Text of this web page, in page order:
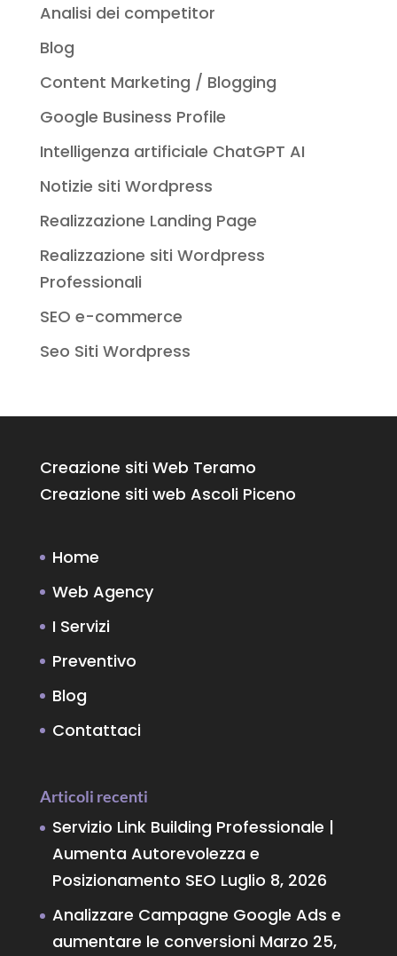
Analisi dei competitor
Blog
Content Marketing / Blogging
Google Business Profile
Intelligenza artificiale ChatGPT AI
Notizie siti Wordpress
Realizzazione Landing Page
Realizzazione siti Wordpress
Professionali
SEO e-commerce
Seo Siti Wordpress
Creazione siti Web Teramo
Creazione siti web Ascoli Piceno
Home
Web Agency
I Servizi
Preventivo
Blog
Contattaci
Articoli recenti
Servizio Link Building Professionale |
Aumenta Autorevolezza e
Posizionamento SEO Luglio 8, 2026
Analizzare Campagne Google Ads e
aumentare le conversioni Marzo 25,